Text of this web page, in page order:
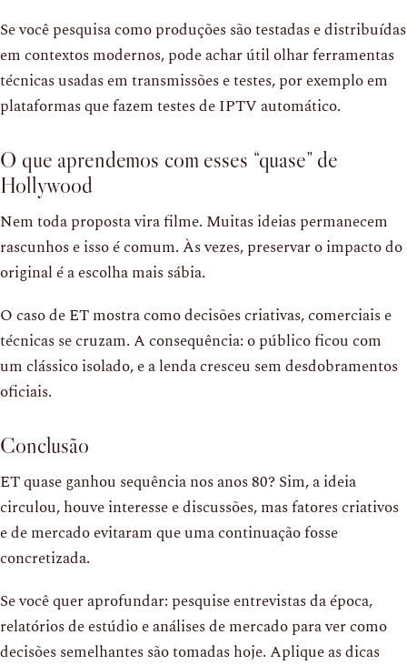
Se você pesquisa como produções são testadas e distribuídas
em contextos modernos, pode achar útil olhar ferramentas
técnicas usadas em transmissões e testes, por exemplo em
plataformas que fazem testes de IPTV automático.
O que aprendemos com esses “quase” de
Hollywood
Nem toda proposta vira filme. Muitas ideias permanecem
rascunhos e isso é comum. Às vezes, preservar o impacto do
original é a escolha mais sábia.
O caso de ET mostra como decisões criativas, comerciais e
técnicas se cruzam. A consequência: o público ficou com
um clássico isolado, e a lenda cresceu sem desdobramentos
oficiais.
Conclusão
ET quase ganhou sequência nos anos 80? Sim, a ideia
circulou, houve interesse e discussões, mas fatores criativos
e de mercado evitaram que uma continuação fosse
concretizada.
Se você quer aprofundar: pesquise entrevistas da época,
relatórios de estúdio e análises de mercado para ver como
decisões semelhantes são tomadas hoje. Aplique as dicas